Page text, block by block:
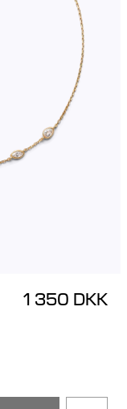
1 350 DKK